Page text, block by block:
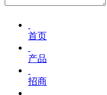
首页
产品
招商